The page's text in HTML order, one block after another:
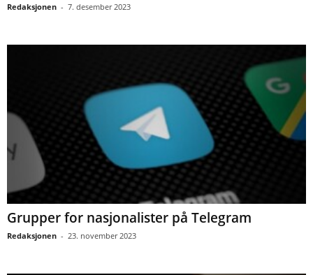
Redaksjonen - 7. desember 2023
Grupper for nasjonalister på Telegram
Redaksjonen - 23. november 2023